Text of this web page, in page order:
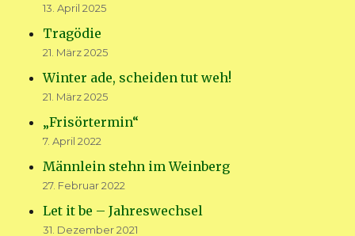
13. April 2025
Tragödie
21. März 2025
Winter ade, scheiden tut weh!
21. März 2025
„Frisörtermin“
7. April 2022
Männlein stehn im Weinberg
27. Februar 2022
Let it be – Jahreswechsel
31. Dezember 2021